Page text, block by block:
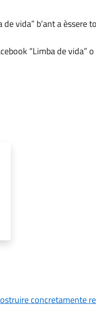
vida” b’ant a èssere
“Limba de vida”
concretamente